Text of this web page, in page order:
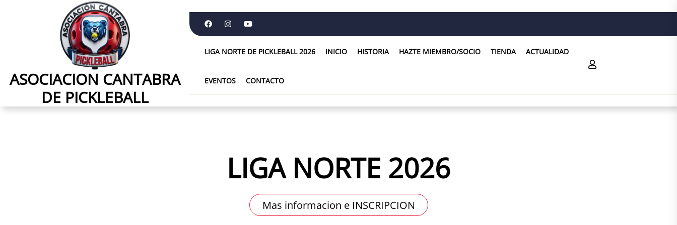
ASOCIACION
CANTABRA
DE
ASOCIACION CANTABRA
DE PICKLEBALL
LIGA NORTE DE PICKLEBALL 2026 INICIO HISTORIA HAZTE MIEMBRO/SOCIO TIENDA ACTUALIDAD
EVENTOS CONTACTO
LIGA NORTE 2026
Mas informacion e INSCRIPCION